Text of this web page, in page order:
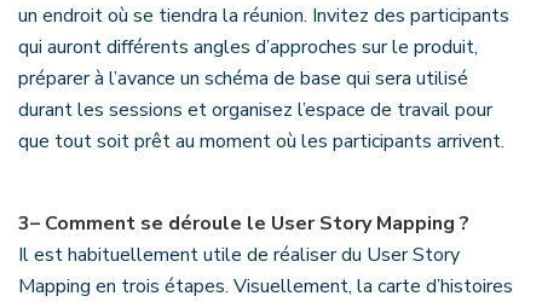
un endroit où se tiendra la réunion. Invitez des participants
qui auront différents angles d’approches sur le produit,
préparer à l’avance un schéma de base qui sera utilisé
durant les sessions et organisez l’espace de travail pour
que tout soit prêt au moment où les participants arrivent.
3– Comment se déroule le User Story Mapping ?
Il est habituellement utile de réaliser du User Story
Mapping en trois étapes. Visuellement, la carte d’histoires